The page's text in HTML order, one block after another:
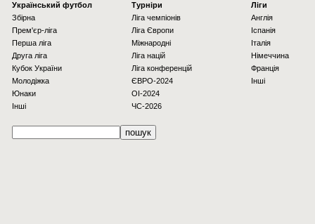
Українcький футбол
Збірна
Прем'єр-ліга
Перша ліга
Друга ліга
Кубок України
Молодіжка
Юнаки
Інші
Турніри
Ліга чемпіонів
Ліга Європи
Міжнародні
Ліга націй
Ліга конференцій
ЄВРО-2024
OI-2024
ЧС-2026
Ліги
Англія
Іспанія
Італія
Німеччина
Франція
Інші